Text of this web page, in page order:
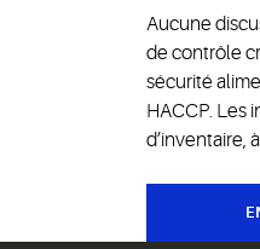
Aucune
de contrôle
sécurité
HACCP. Les
d’inventaire,